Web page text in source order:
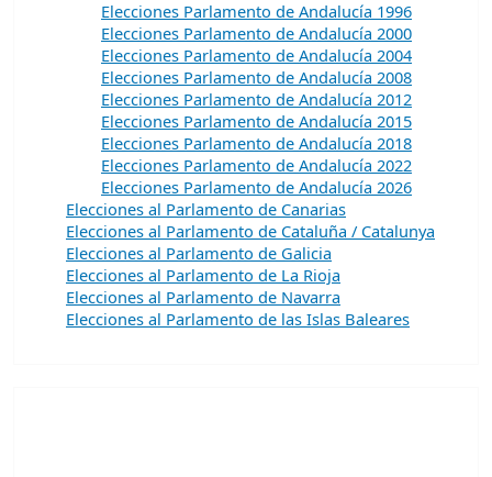
Elecciones Parlamento de Andalucía 1996
Elecciones Parlamento de Andalucía 2000
Elecciones Parlamento de Andalucía 2004
Elecciones Parlamento de Andalucía 2008
Elecciones Parlamento de Andalucía 2012
Elecciones Parlamento de Andalucía 2015
Elecciones Parlamento de Andalucía 2018
Elecciones Parlamento de Andalucía 2022
Elecciones Parlamento de Andalucía 2026
Elecciones al Parlamento de Canarias
Elecciones al Parlamento de Cataluña / Catalunya
Elecciones al Parlamento de Galicia
Elecciones al Parlamento de La Rioja
Elecciones al Parlamento de Navarra
Elecciones al Parlamento de las Islas Baleares